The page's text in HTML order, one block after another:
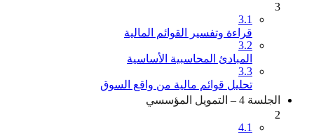
3
3.1
قراءة وتفسير القوائم المالية
3.2
المبادئ المحاسبية الأساسية
3.3
تحليل قوائم مالية من واقع السوق
الجلسة 4 – التمويل المؤسسي
2
4.1